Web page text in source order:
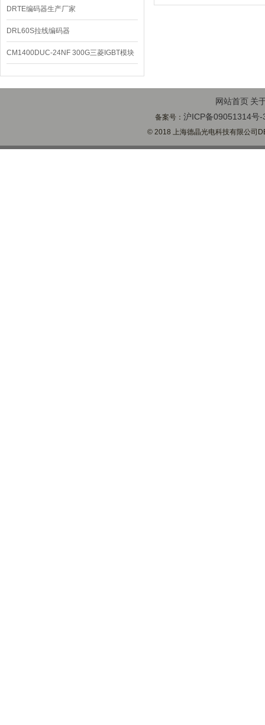
DRTE编码器生产厂家
DRL60S拉线编码器
CM1400DUC-24NF 300G三菱IGBT模块
网站首页 关
备案号：沪ICP备09051314号-
© 2018 上海德晶光电科技有限公司